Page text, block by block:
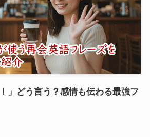
」どう言う？感情も伝わる最強フ